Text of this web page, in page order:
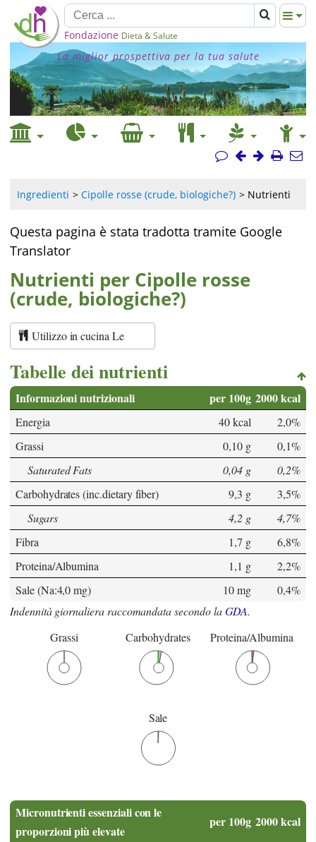
Fondazione Dieta & Salute
La miglior prospettiva per la tua salute
Ingredienti Cipolle rosse (crude, biologiche?) Nutrienti
Questa pagina è stata tradotta tramite Google
Translator
Nutrienti per Cipolle rosse
(crude, biologiche?)
Utilizzo in cucina Le
Tabelle dei nutrienti
Informazioni nutrizionali per 100g 2000 kcal
Energia 40 kcal
2,0%
Grassi
0,10 g
0,1%
Saturated Fats
0,04 g
0,2%
Carbohydrates (inc.dietary fiber)
9,3 g
3,5%
Sugars
4,2 g
4,7%
Fibra
1,7 g
6,8%
Proteina/Albumina
1,1 g
2,2%
Sale (Na:4,0 mg)
10 mg
0,4%
Indennità giornaliera raccomandata secondo laGDA.
Grassi
Carbohydrates Proteina/Albumina
Sale
Micronutrienti essenziali con le
proporzioni più elevate
per 100g 2000 kcal